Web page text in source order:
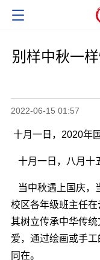
别样中秋一
2022-06-15 01:57
十月一日，2020年
十月一日，八月十
当中秋遇上国庆，
校区各年级班主任
其树立传承中华传
爱，通过绘画或手
同在。